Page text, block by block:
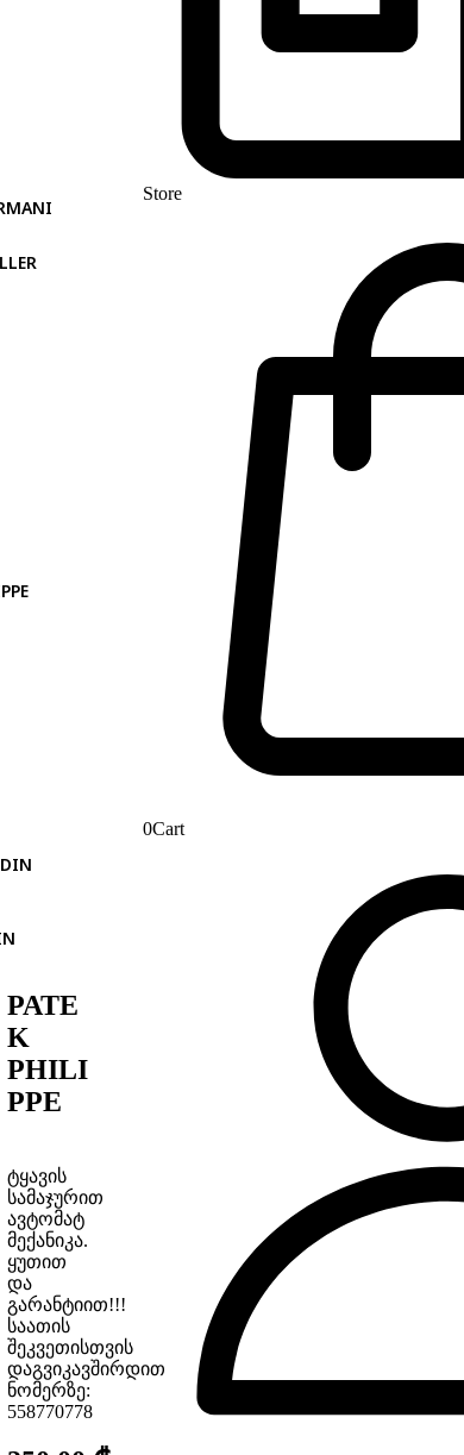
PATE
K
PHILI
PPE
ტყავის
სამაჯურით
ავტომატ
მექანიკა.
ყუთით
და
გარანტიით!!!
საათის
შეკვეთისთვის
დაგვიკავშირდით
ნომერზე:
558770778
Store
0Cart